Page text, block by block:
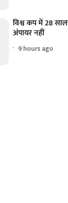
विश्व कप में 28
अंपायर नहीं
9 hours ago